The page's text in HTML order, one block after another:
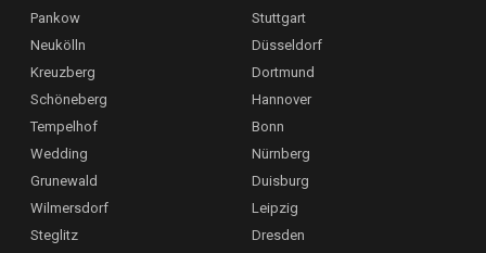
Pankow
Neukölln
Kreuzberg
Schöneberg
Tempelhof
Wedding
Grunewald
Wilmersdorf
Steglitz
Stuttgart
Düsseldorf
Dortmund
Hannover
Bonn
Nürnberg
Duisburg
Leipzig
Dresden